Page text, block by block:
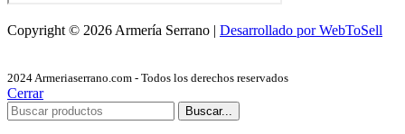
Copyright © 2026 Armería Serrano | Desarrollado por WebToSell
2024 Armeriaserrano.com - Todos los derechos reservados
Cerrar
Buscar...